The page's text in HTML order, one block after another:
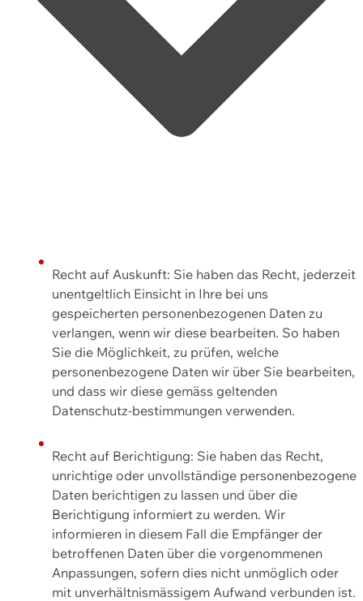
Recht auf Auskunft: Sie haben das Recht, jederzeit
unentgeltlich Einsicht in Ihre bei uns
gespeicherten personenbezogenen Daten zu
verlangen, wenn wir diese bearbeiten. So haben
Sie die Möglichkeit, zu prüfen, welche
personenbezogene Daten wir über Sie bearbeiten,
und dass wir diese gemäss geltenden
Datenschutz-bestimmungen verwenden.
Recht auf Berichtigung: Sie haben das Recht,
unrichtige oder unvollständige personenbezogene
Daten berichtigen zu lassen und über die
Berichtigung informiert zu werden. Wir
informieren in diesem Fall die Empfänger der
betroffenen Daten über die vorgenommenen
Anpassungen, sofern dies nicht unmöglich oder
mit unverhältnismässigem Aufwand verbunden ist.